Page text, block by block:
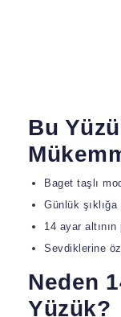
Bu
Baget taşlı
Günlük
14 ayar
Sevdiklerine
Neden
Yüzük?